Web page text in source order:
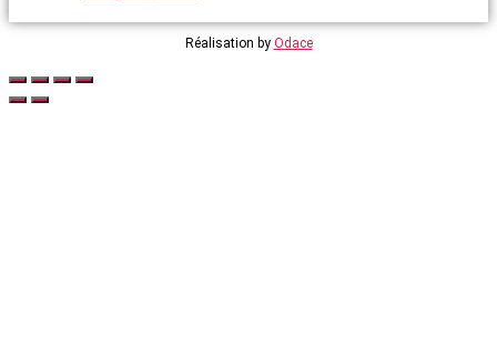
Réalisation by Odace